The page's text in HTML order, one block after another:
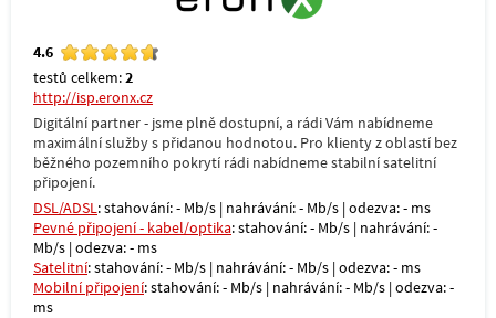
4.6
testů celkem:2
http://isp.eronx.cz
Digitální partner - jsme plně dostupní, a rádi Vám nabídneme
maximální služby s přidanou hodnotou. Pro klienty z oblastí bez
běžného pozemního pokrytí rádi nabídneme stabilní satelitní
připojení.
DSL/ADSL: stahování: - Mb/s | nahrávání: - Mb/s | odezva: - ms
Pevné připojení - kabel/optika: stahování: - Mb/s | nahrávání: -
Mb/s | odezva: - ms
Satelitní: stahování: - Mb/s | nahrávání: - Mb/s | odezva: - ms
Mobilní připojení: stahování: - Mb/s | nahrávání: - Mb/s | odezva: -
ms